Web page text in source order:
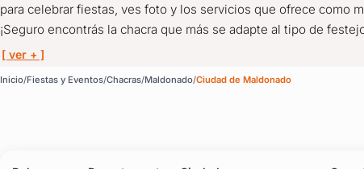
para celebrar fiestas, ves foto y los servicios que ofrece como
¡Seguro encontrás la chacra que más se adapte al tipo de
[ ver + ]
Inicio Fiestas y Eventos Chacras Maldonado Ciudad de Maldonado
Chacras para Fiestas y
. Podés buscarlas